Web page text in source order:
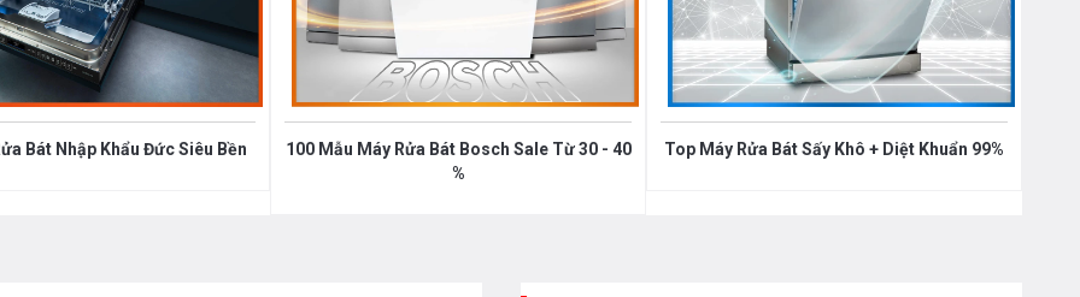
Bát Nhập Khẩu Đức Siêu Bền
100 Mẫu Máy Rửa Bát Bosch Sale Từ 30 - 40
%
Top Máy Rửa Bát Sấy Khô + Diệt Khuẩn 99%